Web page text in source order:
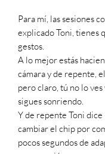
Para mí, las sesiones
explicado Toni, tienes
gestos.
A lo mejor estás
cámara y de repente,
pero claro, tú no lo
sigues sonriendo.
Y de repente Toni dice
cambiar el chip por
pocos segundos de